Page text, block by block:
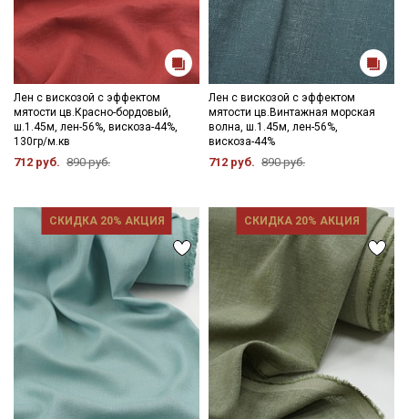
Лен с вискозой с эффектом
мятости цв.Красно-бордовый,
ш.1.45м, лен-56%, вискоза-44%,
130гр/м.кв
712 руб. 890 руб.
Лен с вискозой с эффектом
мятости цв.Винтажная морская
волна, ш.1.45м, лен-56%,
вискоза-44%
712 руб. 890 руб.
СКИДКА 20% АКЦИЯ СКИДКА 20% АКЦИЯ
Электронная почта
Подписаться
ДаюСогласие на получение рекламных и
информационных рассылок